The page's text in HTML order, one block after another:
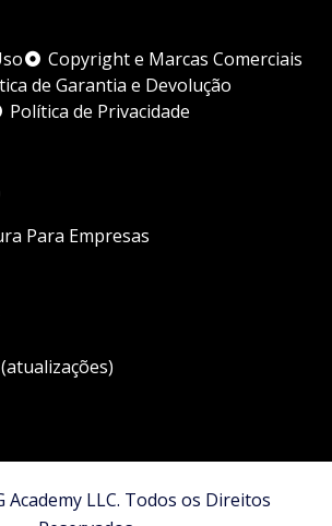
Copyright e Marcas Comerciais
de Garantia e Devolução
Política de Privacidade
Para Empresas
Academy LLC. Todos os Direitos